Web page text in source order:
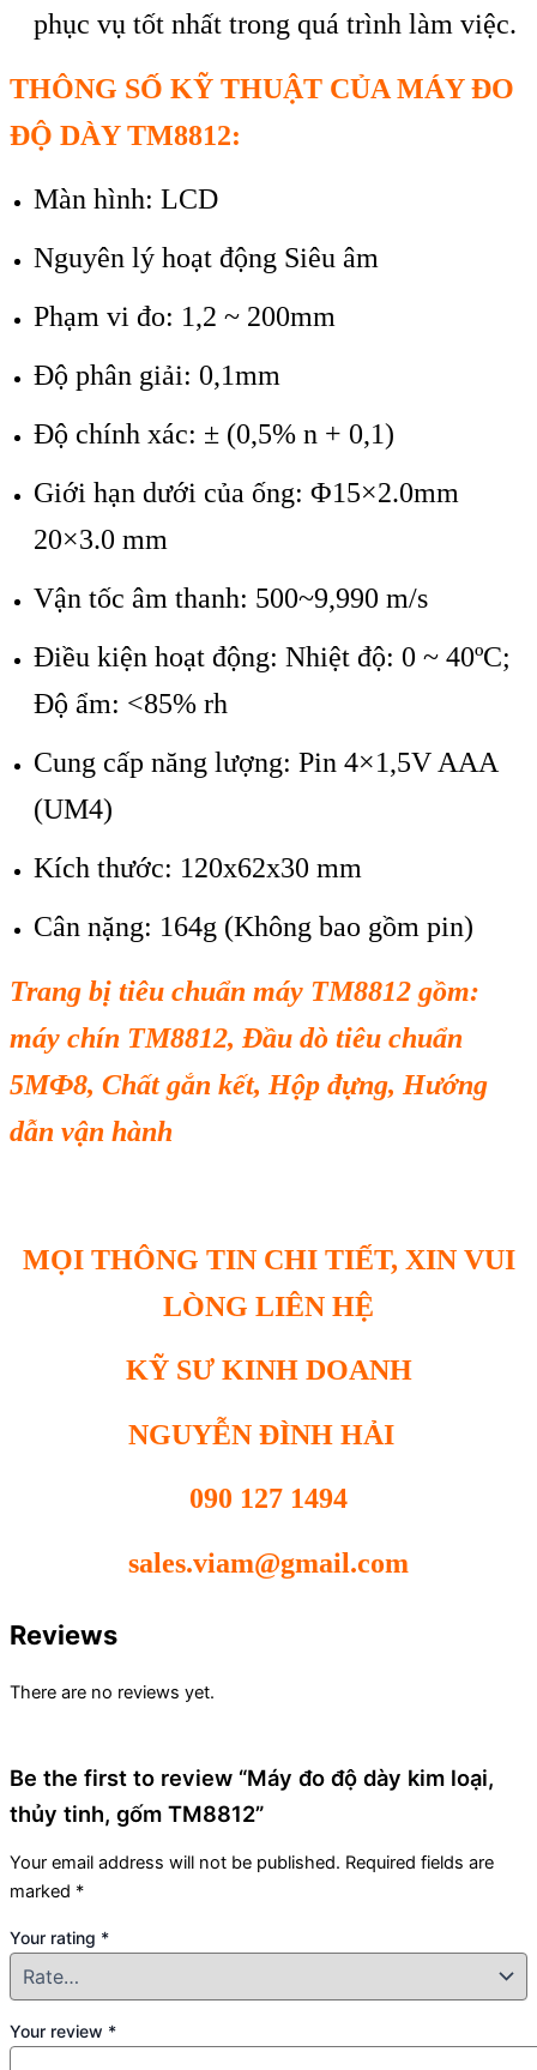
phục vụ tốt nhất trong quá trình làm việc.
THÔNG SỐ KỸ THUẬT CỦA MÁY ĐO
ĐỘ DÀY TM8812:
Màn hình: LCD
Nguyên lý hoạt động Siêu âm
Phạm vi đo: 1,2 ~ 200mm
Độ phân giải: 0,1mm
Độ chính xác: ± (0,5% n + 0,1)
Giới hạn dưới của ống: Φ15×2.0mm
20×3.0 mm
Vận tốc âm thanh: 500~9,990 m/s
Điều kiện hoạt động: Nhiệt độ: 0 ~ 40ºC;
Độ ẩm: <85% rh
Cung cấp năng lượng: Pin 4×1,5V AAA
(UM4)
Kích thước: 120x62x30 mm
Cân nặng: 164g (Không bao gồm pin)
Trang bị tiêu chuẩn máy TM8812 gồm:
máy chín TM8812, Đầu dò tiêu chuẩn
5MФ8, Chất gắn kết, Hộp đựng, Hướng
dẫn vận hành
MỌI THÔNG TIN CHI TIẾT, XIN VUI
LÒNG LIÊN HỆ
KỸ SƯ KINH DOANH
NGUYỄN ĐÌNH HẢI
090 127 1494
sales.viam@gmail.com
Reviews
There are no reviews yet.
Be the first to review “Máy đo độ dày kim loại,
thủy tinh, gốm TM8812”
Your email address will not be published. Required fields are
marked *
Your rating *
Your review *